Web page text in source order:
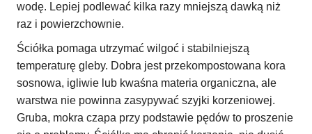
wodę. Lepiej podlewać kilka razy mniejszą dawką niż
raz i powierzchownie.
Ściółka pomaga utrzymać wilgoć i stabilniejszą
temperaturę gleby. Dobra jest przekompostowana kora
sosnowa, igliwie lub kwaśna materia organiczna, ale
warstwa nie powinna zasypywać szyjki korzeniowej.
Gruba, mokra czapa przy podstawie pędów to proszenie